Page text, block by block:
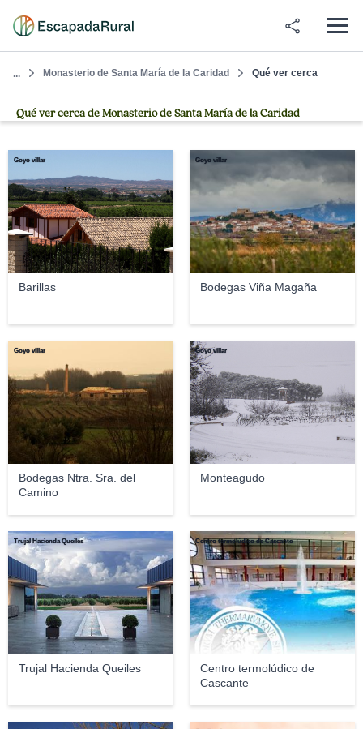
... Monasterio de Santa María de la Caridad Qué ver cerca
Qué ver cerca de Monasterio de Santa María de la Caridad
Barillas
Goyo villar
Bodegas Viña Magaña
Goyo villar
Bodegas Ntra. Sra. del
Camino
Goyo villar
Monteagudo
Goyo villar
Trujal Hacienda Queiles
Trujal Hacienda Queiles
Centro termolúdico de
Cascante
Centro termolúdico de Cascante